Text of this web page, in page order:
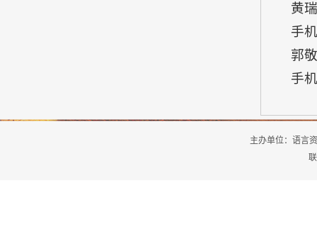
黄
手
郭
手
主办单位： 语言